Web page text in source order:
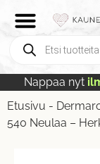
Nappaa nyt
Etusivu -
540 Neulaa –